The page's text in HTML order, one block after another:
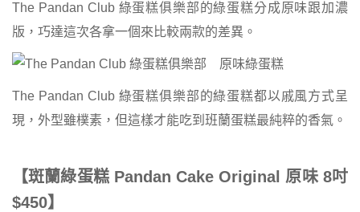
The Pandan Club 綠蛋糕俱樂部的綠蛋糕分成原味跟加濃
版，巧達這次各拿一個來比較兩款的差異。
The Pandan Club 綠蛋糕俱樂部的綠蛋糕都以戚風方式呈
現，外型雖樸素，但這樣才能吃到班蘭蛋糕最純粹的香氣。
【斑蘭綠蛋糕 Pandan Cake Original 原味 8吋
$450】